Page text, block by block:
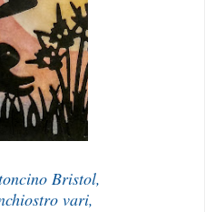
Bristol,
vari,